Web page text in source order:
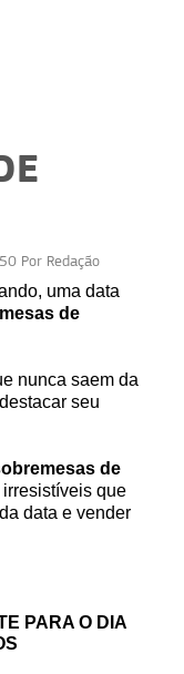
Por Redação
uma data
de
nunca saem da
seu
de
que
data e vender
PARA O DIA